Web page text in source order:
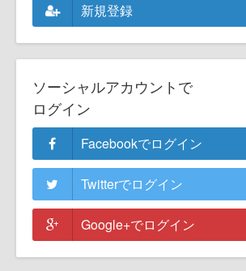
新規登録
ソーシャルアカウントで
ログイン
Facebookでログイン
Twitterでログイン
Google+でログイン